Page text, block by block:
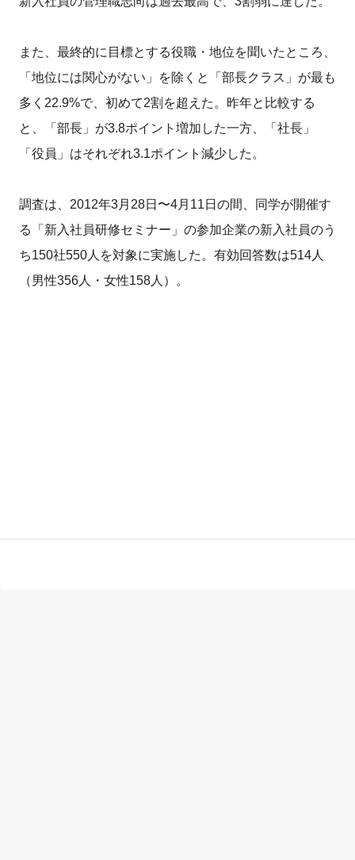
また、最終的に目標とする役職・地位を聞いたところ、
「地位には関心がない」を除くと「部長クラス」が最も
多く22.9%で、初めて2割を超えた。昨年と比較する
と、「部長」が3.8ポイント増加した一方、「社長」
「役員」はそれぞれ3.1ポイント減少した。
調査は、2012年3月28日〜4月11日の間、同学が開催す
る「新入社員研修セミナー」の参加企業の新入社員のう
ち150社550人を対象に実施した。有効回答数は514人
（男性356人・女性158人）。